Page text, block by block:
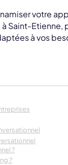
votre
Etienne,
à vos
?
?